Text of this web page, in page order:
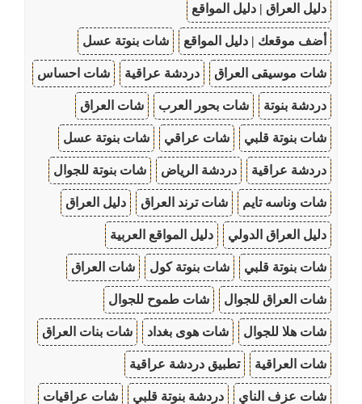
دليل العراق | دليل المواقع
أضف موقعك | دليل المواقع شات بنوتة عسل
شات موسيقى العراق دردشة عراقية شات احساس
دردشة بنوتة شات بحور العرب شات العراق
شات بنوتة قلبي شات عراقي شات بنوتة عسل
دردشة عراقية دردشة الرياض شات بنوتة للجوال
شات وناسه تايم شات ترند العراق دليل العراق
دليل العراق الدولي دليل المواقع العربية
شات بنوتة قلبي شات بنوتة كول شات العراق
شات العراق للجوال شات طموح للجوال
شات هلا للجوال شات هوى بغداد شات بنات العراق
شات العراقية تطبيق دردشة عراقية
شات عزف الناي دردشة بنوتة قلبي شات عراقيات